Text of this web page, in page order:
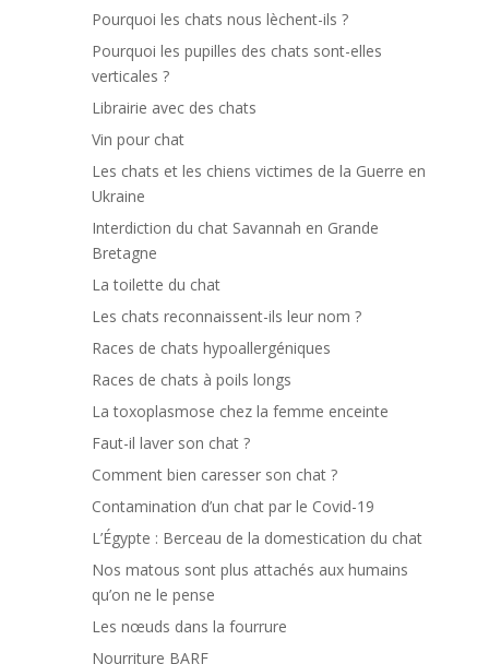
Pourquoi les chats nous lèchent-ils ?
Pourquoi les pupilles des chats sont-elles
verticales ?
Librairie avec des chats
Vin pour chat
Les chats et les chiens victimes de la Guerre en
Ukraine
Interdiction du chat Savannah en Grande
Bretagne
La toilette du chat
Les chats reconnaissent-ils leur nom ?
Races de chats hypoallergéniques
Races de chats à poils longs
La toxoplasmose chez la femme enceinte
Faut-il laver son chat ?
Comment bien caresser son chat ?
Contamination d’un chat par le Covid-19
L’Égypte : Berceau de la domestication du chat
Nos matous sont plus attachés aux humains
qu’on ne le pense
Les nœuds dans la fourrure
Nourriture BARF